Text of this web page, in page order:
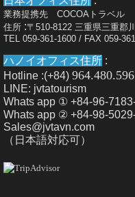
業務提携先 COCOAトラベル
住所 :〒510-8122 三重県三重郡
TEL 059-361-1600 / FAX 059-
ハノイオフィス住所 :
Hotline :(+84) 964.480.596
LINE: jvtatourism
Whats app ① +84-96-
Whats app ② +84-98-
Sales@jvtavn.com
（日本語対応可）